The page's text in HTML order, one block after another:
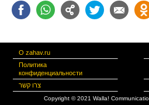
О zahav.ru
Политика
конфиденциальности
צרו קשר
Copyright © 2021 Walla!